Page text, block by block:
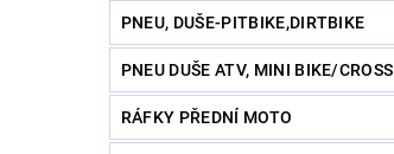
PNEU, DUŠE-PITBIKE,DIRTBIKE
PNEU DUŠE ATV, MINI BIKE/CROSS
RÁFKY PŘEDNÍ MOTO